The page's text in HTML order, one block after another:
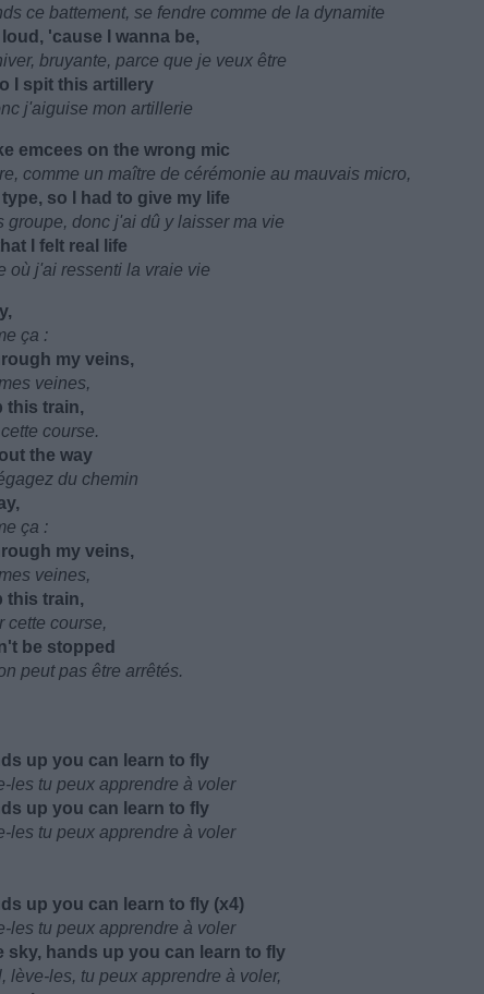
ce battement, se fendre comme de la dynamite
'cause I wanna be,
bruyante, parce que je veux être
I spit this artillery
j'aiguise mon artillerie
emcees on the wrong mic
comme un maître de cérémonie au mauvais micro,
so I had to give my life
groupe, donc j'ai dû y laisser ma vie
I felt real life
où j'ai ressenti la vraie vie
ça :
my veins,
veines,
this train,
course.
the way
du chemin
ça :
my veins,
veines,
this train,
cette course,
be stopped
peut pas être arrêtés.
up you can learn to fly
les tu peux apprendre à voler
up you can learn to fly
les tu peux apprendre à voler
up you can learn to fly (x4)
les tu peux apprendre à voler
sky, hands up you can learn to fly
lève-les, tu peux apprendre à voler,